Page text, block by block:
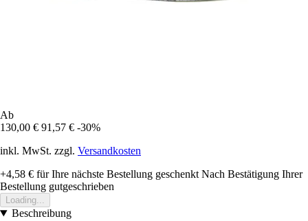
Ab
130,00 € 91,57 € -30%
inkl. MwSt. zzgl. Versandkosten
+4,58 € für Ihre nächste Bestellung geschenkt Nach Bestätigung Ihrer
Bestellung gutgeschrieben
Loading...
Beschreibung